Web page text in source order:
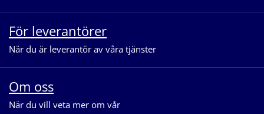
För leverantörer
När du är leverantör av våra tjänster
Om oss
När du vill veta mer om vår